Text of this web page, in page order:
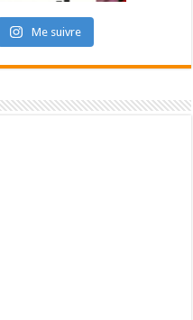
Me suivre